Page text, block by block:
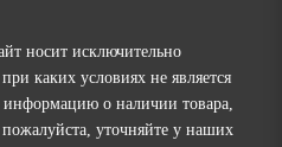
носит исключительно
каких условиях не является
о наличии товара,
уточняйте у наших